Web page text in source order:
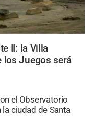
II: la Villa
los Juegos será
el Observatorio
ciudad de Santa